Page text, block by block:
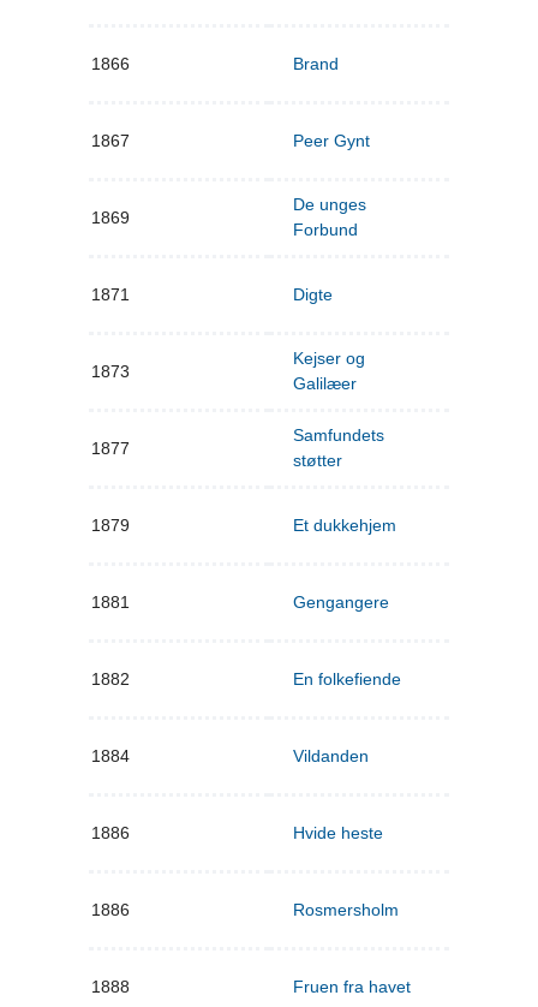
1866 Brand
1867 Peer Gynt
1869
De unges
Forbund
1871 Digte
1873
Kejser og
Galilæer
1877
Samfundets
støtter
1879 Et dukkehjem
1881 Gengangere
1882 En folkefiende
1884 Vildanden
1886 Hvide heste
1886 Rosmersholm
1888 Fruen fra havet